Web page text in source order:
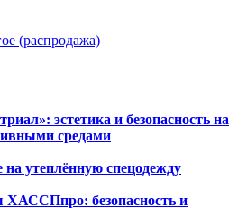
(распродажа)
эстетика и безопасность на
средами
утеплённую спецодежду
ХАССПпро: безопасность и